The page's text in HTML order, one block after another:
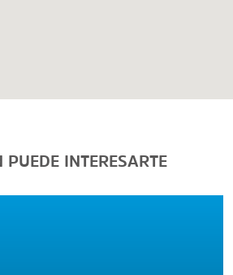
PUEDE INTERESARTE